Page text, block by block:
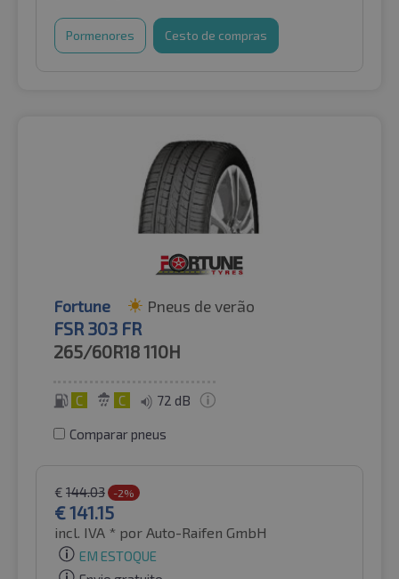
Pormenores Cesto de compras
Fortune Pneus de verão
FSR 303 FR
265/60R18110H
C C 72 dB
Comparar pneus
€ 144.03 -2%
€141.15
incl. IVA * por Auto-Raifen GmbH
EM ESTOQUE